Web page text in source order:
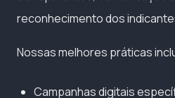
reconhecimento dos
Nossas melhores práticas
Campanhas digitais